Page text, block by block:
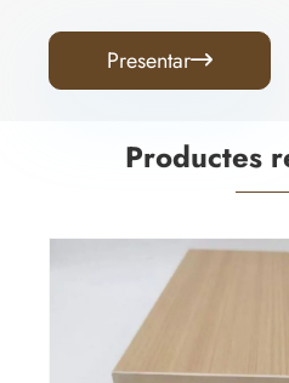
Presentar
Productes
Panell compost de
Veure més >>